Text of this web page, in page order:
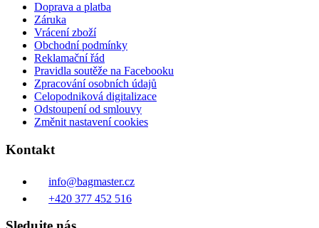
Doprava a platba
Záruka
Vrácení zboží
Obchodní podmínky
Reklamační řád
Pravidla soutěže na Facebooku
Zpracování osobních údajů
Celopodniková digitalizace
Odstoupení od smlouvy
Změnit nastavení cookies
Kontakt
info@bagmaster.cz
+420 377 452 516